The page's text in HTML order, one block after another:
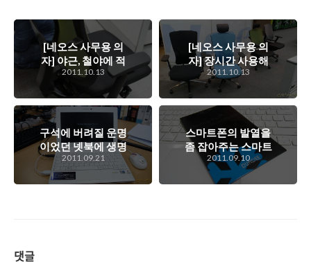
[네오스 사무용 의
자] 야근, 철야에 적
합한(?) 편안한 사무
용 의자. 네오스 T5,
T7
2011.10.13
[네오스 사무용 의
자] 장시간 사용해
도 몸에 무리가 덜한
좋은 편안한 사무용
의자. 네오스 T5,
2011.10.13
구석에 버려질 운명
이었던 넷북에 생명
을 불어넣어주다. 윈
도 8을 설치한 후 개
과천선한 삼성 넷북
2011.09.21
스마트폰의 발열을
좀 잡아주는 스마트
폰 쿨링패드. 던디
[DUNDEE]
2011.09.10
댓글